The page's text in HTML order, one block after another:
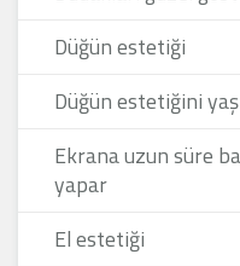
Düğün estetiği
Düğün estetiğini
Ekrana uzun süre
yapar
El estetiği